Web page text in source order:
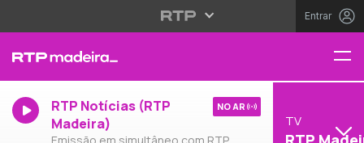
Entrar
RTP Notícias (RTP
Madeira)
NO AR
TV